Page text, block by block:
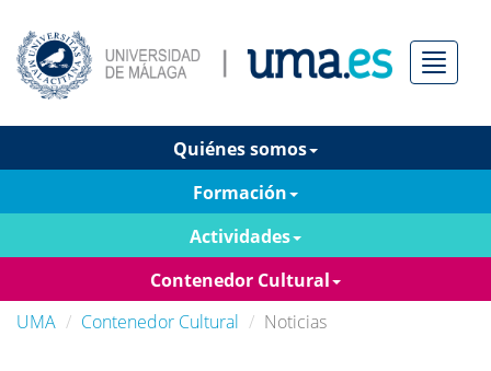
Menú
Quiénes somos
Formación
Actividades
Contenedor Cultural
UMA
Contenedor Cultural Noticias